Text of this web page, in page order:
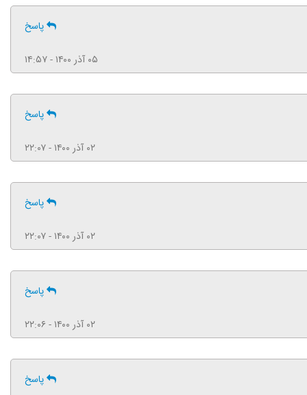
پاسخ
۰۵ آذر ۱۴۰۰ - ۱۴:۵۷
پاسخ
۰۲ آذر ۱۴۰۰ - ۲۲:۰۷
پاسخ
۰۲ آذر ۱۴۰۰ - ۲۲:۰۷
پاسخ
۰۲ آذر ۱۴۰۰ - ۲۲:۰۶
پاسخ